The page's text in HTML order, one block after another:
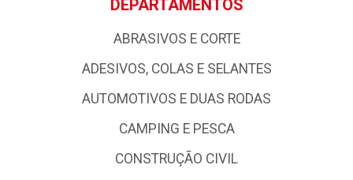
DEPARTAMENTOS
ABRASIVOS E CORTE
ADESIVOS, COLAS E SELANTES
AUTOMOTIVOS E DUAS RODAS
CAMPING E PESCA
CONSTRUÇÃO CIVIL